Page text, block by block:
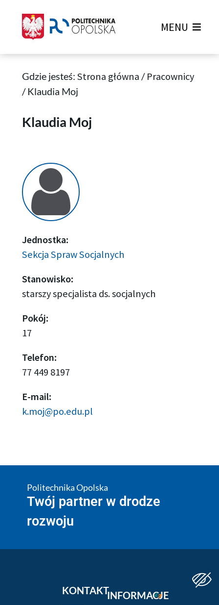
MENU
Gdzie jesteś: Strona główna / Pracownicy
/ Klaudia Moj
Klaudia Moj
Jednostka:
Sekcja Spraw Socjalnych
Stanowisko:
starszy specjalista ds. socjalnych
Pokój:
17
Telefon:
77 449 8197
E-mail:
k.moj@po.edu.pl
Politechnika Opolska
Twój partner w drodze
rozwoju
KONTAKTINFORMACJE